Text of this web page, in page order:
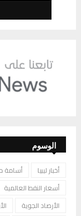
الوسوم
أخبار ليبيا أسامة
أسعار النفط العالمية
الأرصاد الجوية